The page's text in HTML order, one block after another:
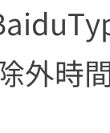
除外時